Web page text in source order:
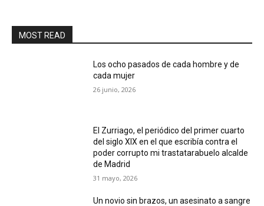
MOST READ
Los ocho pasados de cada hombre y de
cada mujer
26 junio, 2026
El Zurriago, el periódico del primer cuarto
del siglo XIX en el que escribía contra el
poder corrupto mi trastatarabuelo alcalde
de Madrid
31 mayo, 2026
Un novio sin brazos, un asesinato a sangre